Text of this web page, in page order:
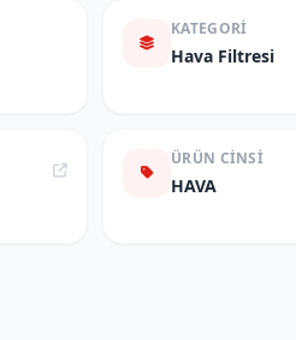
KATEGORI
Hava Filtresi
ÜRÜN CINSI
HAVA